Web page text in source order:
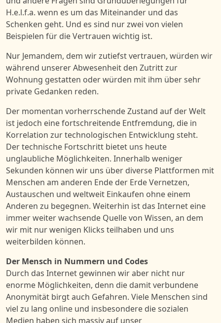
H.e.l.f.a. wenn es um das Miteinander und das
Schenken geht. Und es sind nur zwei von vielen
Beispielen für die Vertrauen wichtig ist.
Nur Jemandem, dem wir zutiefst vertrauen, würden wir
während unserer Abwesenheit den Zutritt zur
Wohnung gestatten oder würden mit ihm über sehr
private Gedanken reden.
Der momentan vorherrschende Zustand auf der Welt
ist jedoch eine fortschreitende Entfremdung, die in
Korrelation zur technologischen Entwicklung steht.
Der technische Fortschritt bietet uns heute
unglaubliche Möglichkeiten. Innerhalb weniger
Sekunden können wir uns über diverse Plattformen mit
Menschen am anderen Ende der Erde Vernetzen,
Austauschen und weltweit Einkaufen ohne einem
Anderen zu begegnen. Weiterhin ist das Internet eine
immer weiter wachsende Quelle von Wissen, an dem
wir mit nur wenigen Klicks teilhaben und uns
weiterbilden können.
Der Mensch in Nummern und Codes
Durch das Internet gewinnen wir aber nicht nur
enorme Möglichkeiten, denn die damit verbundene
Anonymität birgt auch Gefahren. Viele Menschen sind
viel zu lang online und insbesondere die sozialen
Medien haben sich massiv auf unser